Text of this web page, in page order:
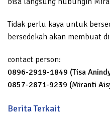
Tidak perlu kaya untuk
bersedekah akan membuat
contact person:
0896-2919-1849 (Tisa
0857-2871-9239 (Miranti
Berita Terkait